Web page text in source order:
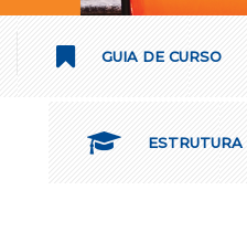
GUIA DE CURSO